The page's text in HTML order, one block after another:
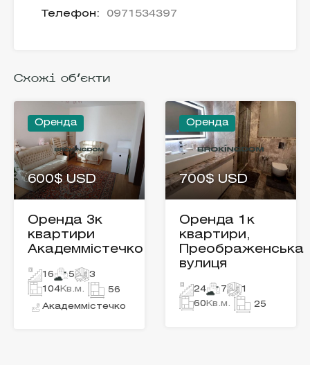
Телефон: 0971534397
Схожі об'єкти
Оренда
600$ USD
Оренда 3к
квартири
Академмістечко
16 5
3
104Кв.м. 56
Академмістечко
Оренда
700$ USD
Оренда 1к
квартири,
Преображенська
вулиця
24 7
1
60 Кв.м. 25